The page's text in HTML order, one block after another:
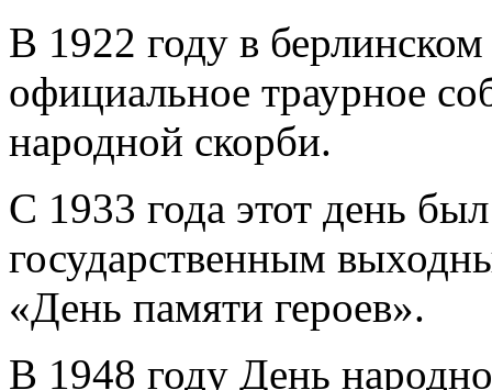
В 1922 году в берлинском
официальное траурное
народной скорби.
С 1933 года этот день
государственным
«День памяти героев».
В 1948 году День